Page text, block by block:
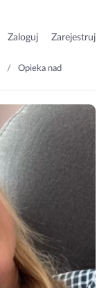
Zaloguj Zarejestruj
Opieka nad